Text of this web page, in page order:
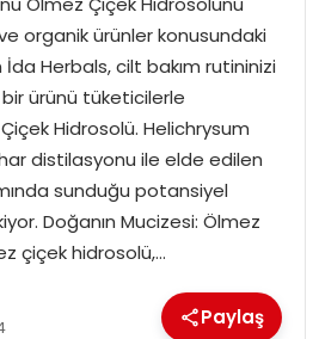
organik ürünler konusundaki
İda Herbals, cilt bakım rutininizi
ürünü tüketicilerle
Hidrosolü. Helichrysum
distilasyonu ile elde edilen
sunduğu potansiyel
Doğanın Mucizesi: Ölmez
çiçek hidrosolü,…
Paylaş